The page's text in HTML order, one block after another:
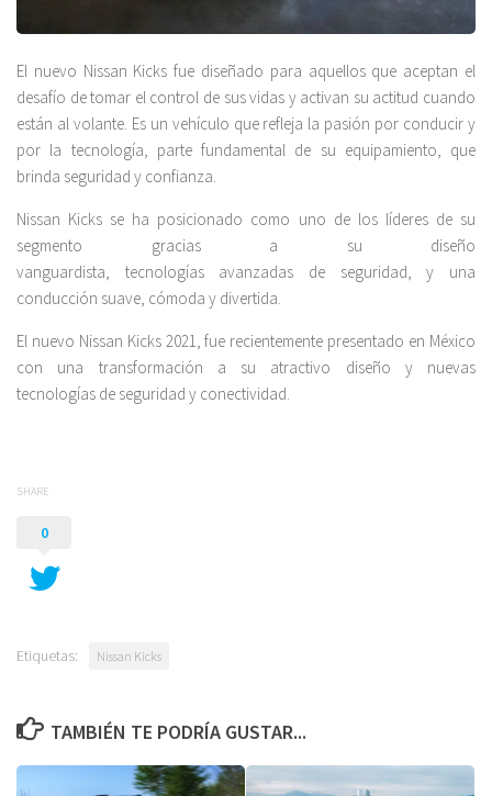
El nuevo Nissan Kicks fue diseñado para aquellos que aceptan el
desafío de tomar el control de sus vidas y activan su actitud cuando
están al volante. Es un vehículo que refleja la pasión por conducir y
por la tecnología, parte fundamental de su equipamiento, que
brinda seguridad y confianza.
Nissan Kicks se ha posicionado como uno de los líderes de su
segmento gracias a su diseño
vanguardista, tecnologías avanzadas de seguridad, y una
conducción suave, cómoda y divertida.
El nuevo Nissan Kicks 2021, fue recientemente presentado en México
con una transformación a su atractivo diseño y nuevas
tecnologías de seguridad y conectividad.
SHARE
0
Etiquetas: Nissan Kicks
TAMBIÉN TE PODRÍA GUSTAR...